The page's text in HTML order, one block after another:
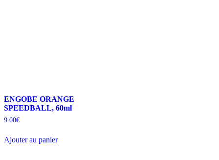
ENGOBE ORANGE
SPEEDBALL, 60ml
9.00€
Ajouter au panier